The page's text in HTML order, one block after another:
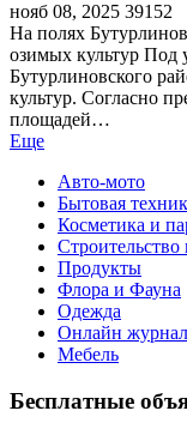
нояб 08, 2025 39152
На полях
озимых культур Под
Бутурлиновского
культур. Согласно
площадей…
Еще
Авто-мото
Бытовая
Косметика и
Строительство
Продукты
Флора и Фауна
Одежда
Онлайн журнал
Мебель
Бесплатные